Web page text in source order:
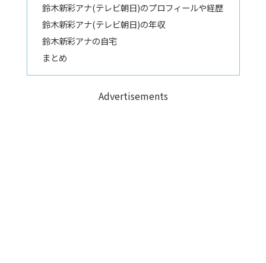
鈴木新彩アナ(テレビ朝日)のプロフィールや経歴
鈴木新彩アナ(テレビ朝日)の年収
鈴木新彩アナの自宅
まとめ
Advertisements